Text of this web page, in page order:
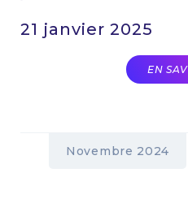
21 janvier 2025
EN
Novembre 2024